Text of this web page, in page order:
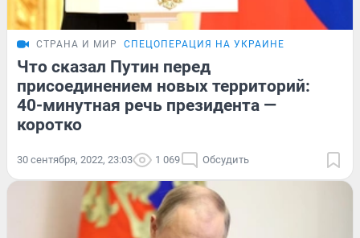
СТРАНА И МИР СПЕЦОПЕРАЦИЯ НА УКРАИНЕ
Что сказал Путин перед
присоединением новых территорий:
40-минутная речь президента —
коротко
30 сентября, 2022, 23:03 1 069 Обсудить